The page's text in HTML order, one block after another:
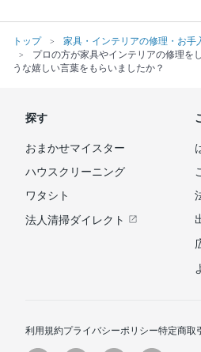
トップ 家具・インテリアの修理・お手
プロの方が家具やインテリアの修理を
うな嬉しい言葉をもらいましたか？
探す
おまかせマイスター
ハウスクリーニング
ワタシト
法人清掃ダイレクト
利用規約プライバシーポリシー特定商取